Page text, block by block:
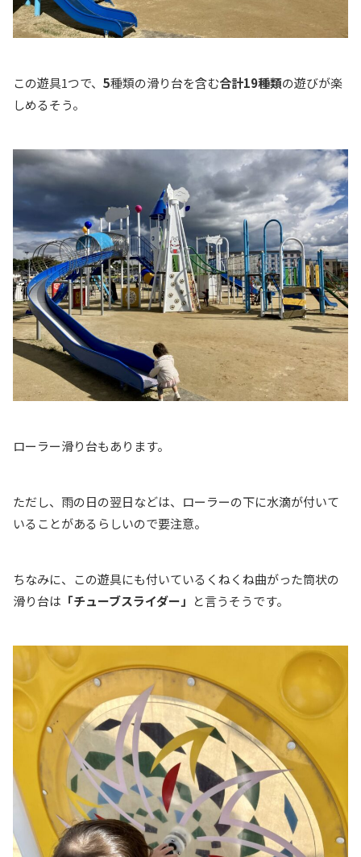
この遊具1つで、 5種類の滑り台を含む合計19種類の遊びが楽
しめるそう。
ローラー滑り台もあります。
ただし、雨の日の翌日などは、ローラーの下に水滴が付いて
いることがあるらしいので要注意。
ちなみに、この遊具にも付いているくねくね曲がった筒状の
滑り台は 「チューブスライダー」 と言うそうです。